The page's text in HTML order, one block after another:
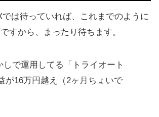
では待っていれば、これまでのように
すから、まったり待ちます。
しで運用してる「トライオート
が16万円越え（2ヶ月ちょいで